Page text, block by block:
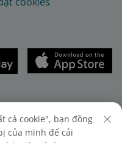
- CTCP. Số 200
Nội.
cả cookie", bạn đồng
của mình để cải